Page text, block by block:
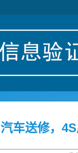
汽车送修，